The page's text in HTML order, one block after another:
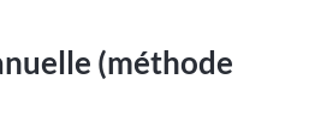
(méthode